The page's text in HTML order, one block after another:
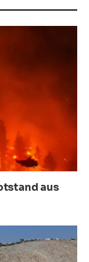
aus